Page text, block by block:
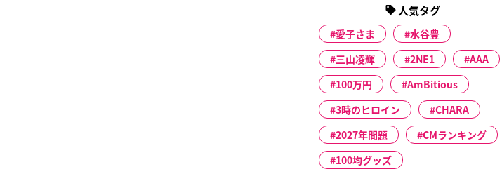
人気タグ
愛子さま
水谷豊
三山凌輝
2NE1
AAA
100万円
AmBitious
3時のヒロイン
CHARA
2027年問題
CMランキング
100均グッズ